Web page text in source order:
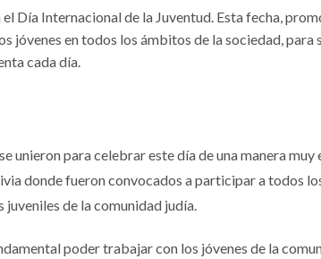
Día Internacional de la Juventud. Esta fecha,
jóvenes en todos los ámbitos de la sociedad, para
cada día.
unieron para celebrar este día de una manera muy
donde fueron convocados a participar a todos
de la comunidad judía.
poder trabajar con los jóvenes de la